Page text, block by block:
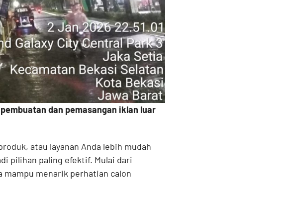
dan pemasangan iklan luar
atau layanan Anda lebih mudah
pilihan paling efektif. Mulai dari
mampu menarik perhatian calon